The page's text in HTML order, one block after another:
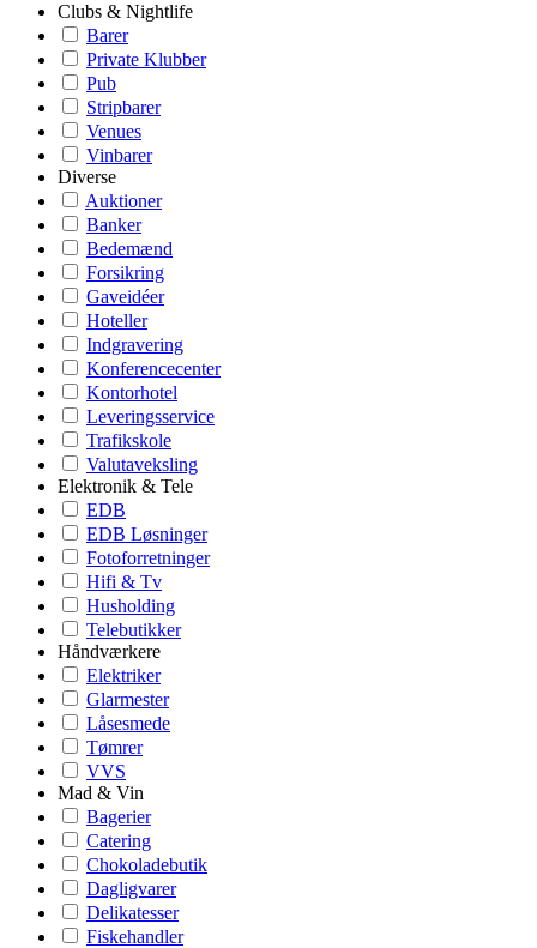
Clubs & Nightlife
Barer
Private Klubber
Pub
Stripbarer
Venues
Vinbarer
Diverse
Auktioner
Banker
Bedemænd
Forsikring
Gaveidéer
Hoteller
Indgravering
Konferencecenter
Kontorhotel
Leveringsservice
Trafikskole
Valutaveksling
Elektronik & Tele
EDB
EDB Løsninger
Fotoforretninger
Hifi & Tv
Husholding
Telebutikker
Håndværkere
Elektriker
Glarmester
Låsesmede
Tømrer
VVS
Mad & Vin
Bagerier
Catering
Chokoladebutik
Dagligvarer
Delikatesser
Fiskehandler